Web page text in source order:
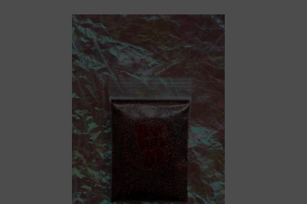
ADICIONAR AO CARRINHO